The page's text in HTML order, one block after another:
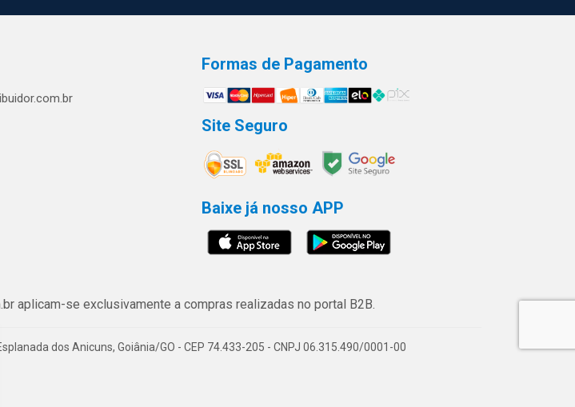
Formas de Pagamento
Site Seguro
Baixe já nosso APP
aplicam-se exclusivamente a compras realizadas no portal B2B.
dos Anicuns, Goiânia/GO - CEP 74.433-205 - CNPJ 06.315.490/0001-00